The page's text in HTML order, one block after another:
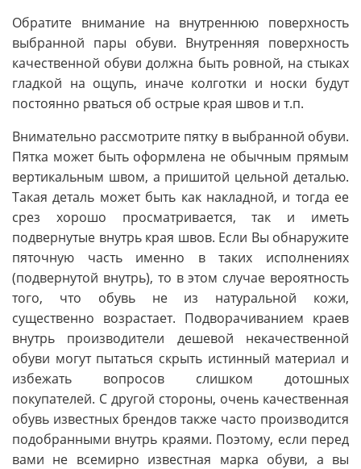
Обратите внимание на внутреннюю поверхность
выбранной пары обуви. Внутренняя поверхность
качественной обуви должна быть ровной, на стыках
гладкой на ощупь, иначе колготки и носки будут
постоянно рваться об острые края швов и т.п.
Внимательно рассмотрите пятку в выбранной обуви.
Пятка может быть оформлена не обычным прямым
вертикальным швом, а пришитой цельной деталью.
Такая деталь может быть как накладной, и тогда ее
срез хорошо просматривается, так и иметь
подвернутые внутрь края швов. Если Вы обнаружите
пяточную часть именно в таких исполнениях
(подвернутой внутрь), то в этом случае вероятность
того, что обувь не из натуральной кожи,
существенно возрастает. Подворачиванием краев
внутрь производители дешевой некачественной
обуви могут пытаться скрыть истинный материал и
избежать вопросов слишком дотошных
покупателей. С другой стороны, очень качественная
обувь известных брендов также часто производится
подобранными внутрь краями. Поэтому, если перед
вами не всемирно известная марка обуви, а вы